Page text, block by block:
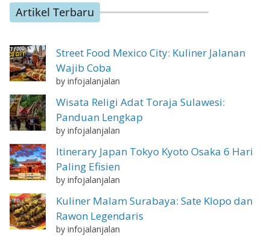
Artikel Terbaru
Street Food Mexico City: Kuliner Jalanan
Wajib Coba
by infojalanjalan
Wisata Religi Adat Toraja Sulawesi:
Panduan Lengkap
by infojalanjalan
Itinerary Japan Tokyo Kyoto Osaka 6 Hari
Paling Efisien
by infojalanjalan
Kuliner Malam Surabaya: Sate Klopo dan
Rawon Legendaris
by infojalanjalan